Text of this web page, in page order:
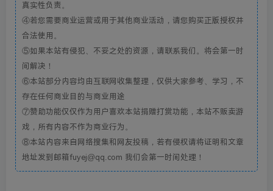
真实性负责。
④若您需要商业运营或用于其他商业活动，请您购买正版授权并
合法使用。
⑤如果本站有侵犯、不妥之处的资源，请联系我们。将会第一时
间解决！
⑥本站部分内容均由互联网收集整理，仅供大家参考、学习，不
存在任何商业目的与商业用途
⑦赞助功能仅仅作为用户喜欢本站捐赠打赏功能，本站不贩卖游
戏，所有内容不作为商业行为。
⑧本站内容来自网络搜集和网友投稿，若有侵权请将证明和文章
地址发到邮箱fuyej@qq.com 我们会第一时间处理！